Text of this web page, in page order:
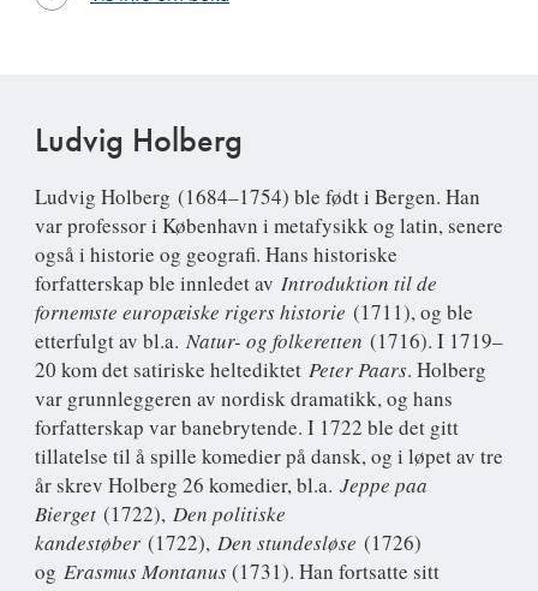
Ludvig Holberg
Ludvig Holberg (1684–1754) ble født i Bergen. Han
var professor i København i metafysikk og latin, senere
også i historie og geografi. Hans historiske
forfatterskap ble innledet av Introduktion til de
fornemste europæiske rigers historie (1711), og ble
etterfulgt av bl.a. Natur- og folkeretten (1716). I 1719–
20 kom det satiriske heltediktet Peter Paars. Holberg
var grunnleggeren av nordisk dramatikk, og hans
forfatterskap var banebrytende. I 1722 ble det gitt
tillatelse til å spille komedier på dansk, og i løpet av tre
år skrev Holberg 26 komedier, bl.a. Jeppe paa
Bierget (1722), Den politiske
kandestøber (1722), Den stundesløse (1726)
og Erasmus Montanus(1731). Han fortsatte sitt